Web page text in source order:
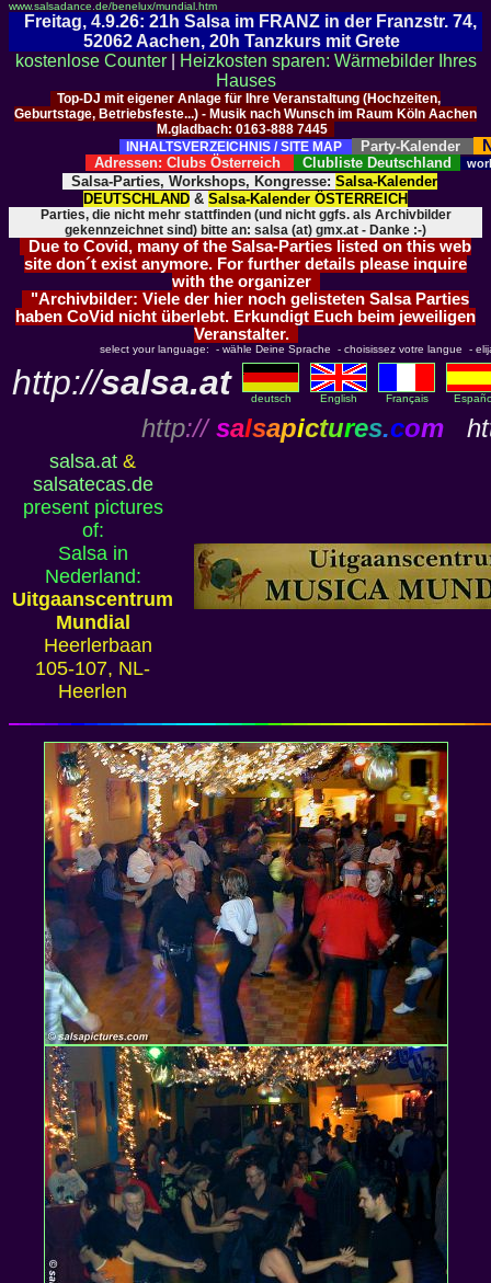
www.salsadance.de/benelux/mundial.htm
Freitag, 4.9.26: 21h Salsa im FRANZ in der Franzstr. 74,
52062 Aachen, 20h Tanzkurs mit Grete
kostenlose Counter|
Heizkosten sparen: Wärmebilder Ihres
Hauses
Top-DJ mit eigener Anlage für Ihre Veranstaltung (Hochzeiten,
Geburtstage, Betriebsfeste...) - Musik nach Wunsch im Raum Köln Aachen
M.gladbach: 0163-888 7445
INHALTSVERZEICHNIS / SITE MAP
Party-Kalender
Adressen: Clubs Österreich Clubliste Deutschland
Salsa-Parties, Workshops, Kongresse: Salsa-Kalender
DEUTSCHLAND & Salsa-Kalender ÖSTERREICH
Parties, die nicht mehr stattfinden (und nicht ggfs. als Archivbilder
gekennzeichnet sind) bitte an: salsa (at) gmx.at - Danke :-)
Due to Covid, many of the Salsa-Parties listed on this web
site don´t exist anymore. For further details please inquire
with the organizer
"Archivbilder: Viele der hier noch gelisteten Salsa Parties
haben CoVid nicht überlebt. Erkundigt Euch beim jeweiligen
Veranstalter.
select your language: - wähle Deine Sprache - choisissez votre langue -
http://salsa.at deutsch English Français
http:// salsapictures.com
salsa.at &
salsatecas.de
present pictures
of:
Salsa in
Nederland:
Uitgaanscentrum
Mundial
Heerlerbaan
105-107, NL-
Heerlen